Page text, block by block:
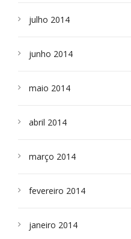
julho 2014
junho 2014
maio 2014
abril 2014
março 2014
fevereiro 2014
janeiro 2014